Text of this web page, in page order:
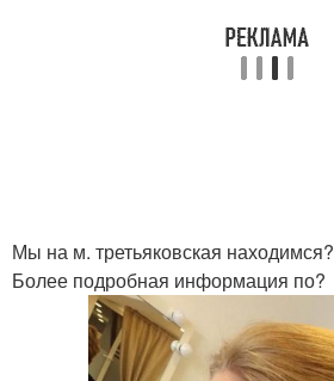
Мы на м. третьяковская находимся?
Более подробная информация по?